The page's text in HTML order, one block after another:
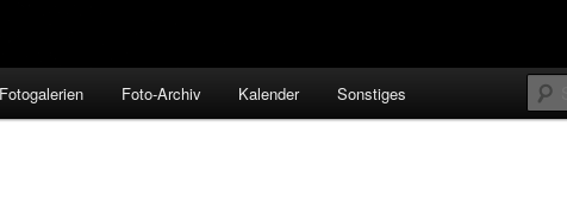
Fotogalerien Foto-Archiv Kalender Sonstiges